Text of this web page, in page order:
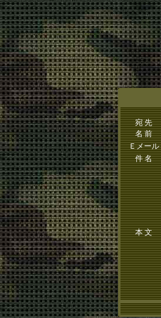
宛 先
名 前
Ｅメール
件 名
本 文